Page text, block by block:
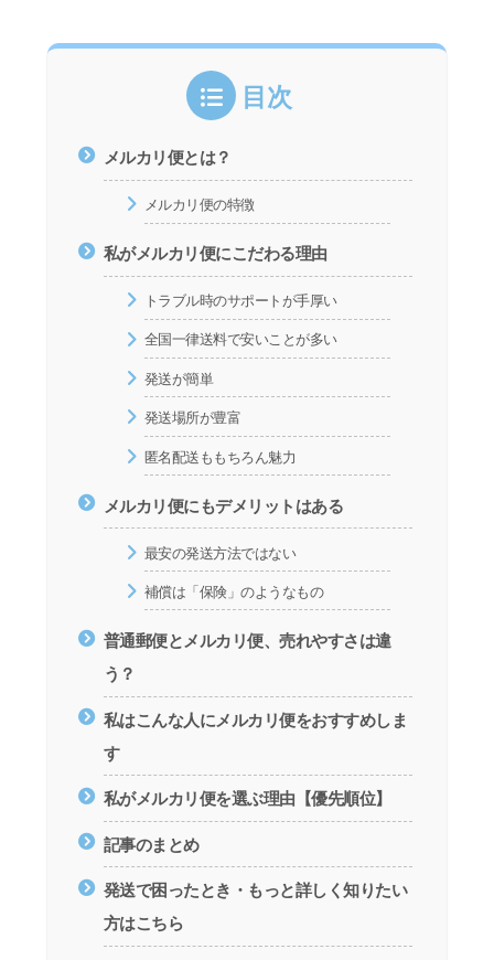
目次
メルカリ便とは？
メルカリ便の特徴
私がメルカリ便にこだわる理由
トラブル時のサポートが手厚い
全国一律送料で安いことが多い
発送が簡単
発送場所が豊富
匿名配送ももちろん魅力
メルカリ便にもデメリットはある
最安の発送方法ではない
補償は「保険」のようなもの
普通郵便とメルカリ便、売れやすさは違
う？
私はこんな人にメルカリ便をおすすめしま
す
私がメルカリ便を選ぶ理由【優先順位】
記事のまとめ
発送で困ったとき・もっと詳しく知りたい
方はこちら